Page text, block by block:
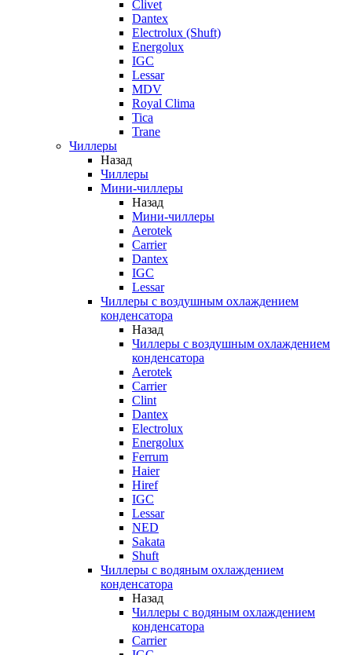
Clivet
Dantex
Electrolux (Shuft)
Energolux
IGC
Lessar
MDV
Royal Clima
Tica
Trane
Чиллеры
Назад
Чиллеры
Мини-чиллеры
Назад
Мини-чиллеры
Aerotek
Carrier
Dantex
IGC
Lessar
Чиллеры с воздушным охлаждением
конденсатора
Назад
Чиллеры с воздушным охлаждением
конденсатора
Aerotek
Carrier
Clint
Dantex
Electrolux
Energolux
Ferrum
Haier
Hiref
IGC
Lessar
NED
Sakata
Shuft
Чиллеры с водяным охлаждением
конденсатора
Назад
Чиллеры с водяным охлаждением
конденсатора
Carrier